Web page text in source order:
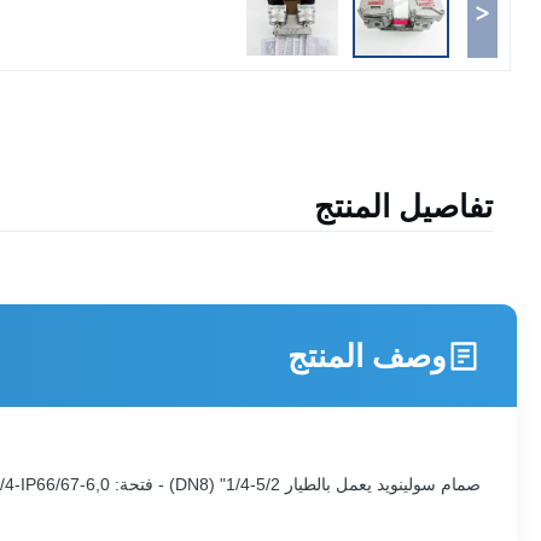
<
تفاصيل المنتج
وصف المنتج
صمام سولينويد يعمل بالطيار 5/2-1/4" (DN8) - فتحة: 6,0-MONOSTABLE-STAINLESS STEEL-11,2 W-COIL CLASS: F-II2GExdbIICGb/II2DExtbIIICDb-T6/5/4-IP66/67